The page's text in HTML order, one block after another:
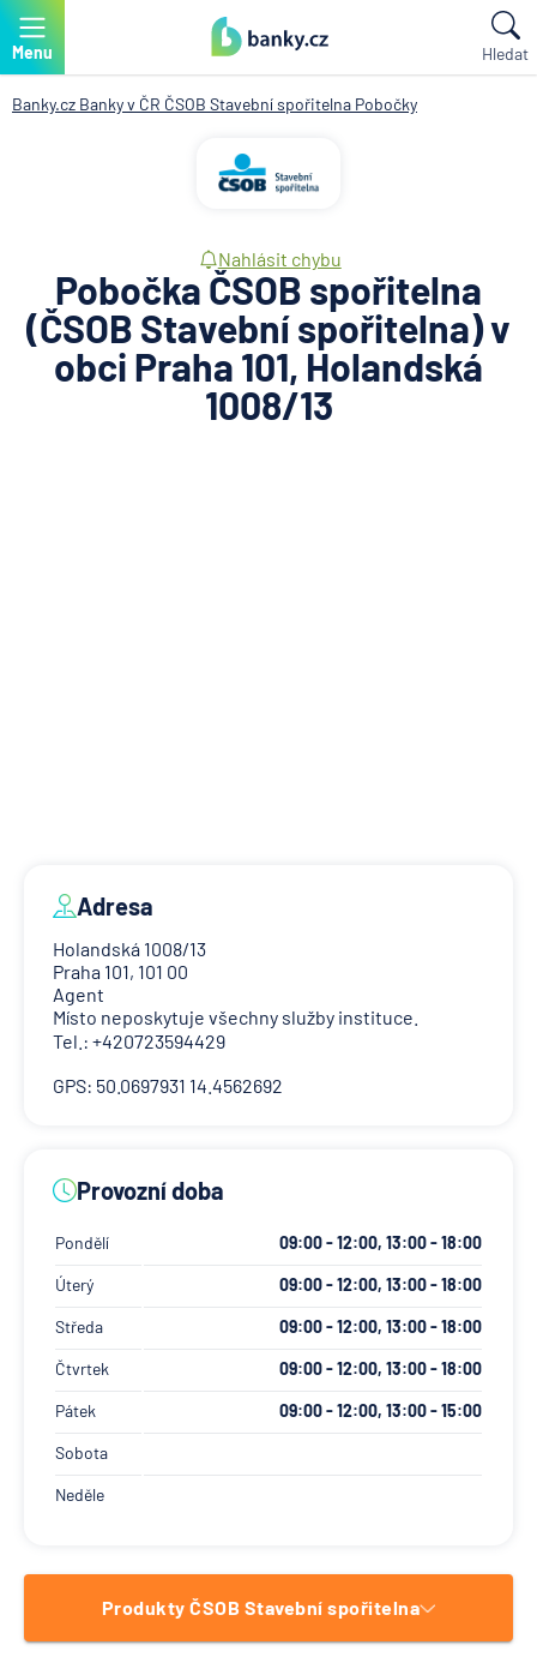
Menu Hledat
Banky.cz Banky v ČR ČSOB Stavební spořitelna Pobočky
Nahlásit chybu
Pobočka ČSOB spořitelna
(ČSOB Stavební spořitelna) v
obci Praha 101, Holandská
1008/13
Adresa
Holandská 1008/13
Praha 101, 101 00
Agent
Místo neposkytuje všechny služby instituce.
Tel.: +420723594429
GPS: 50.0697931 14.4562692
Provozní doba
Pondělí 09:00 - 12:00, 13:00 - 18:00
Úterý 09:00 - 12:00, 13:00 - 18:00
Středa 09:00 - 12:00, 13:00 - 18:00
Čtvrtek 09:00 - 12:00, 13:00 - 18:00
Pátek 09:00 - 12:00, 13:00 - 15:00
Sobota
Neděle
Produkty ČSOB Stavební spořitelna